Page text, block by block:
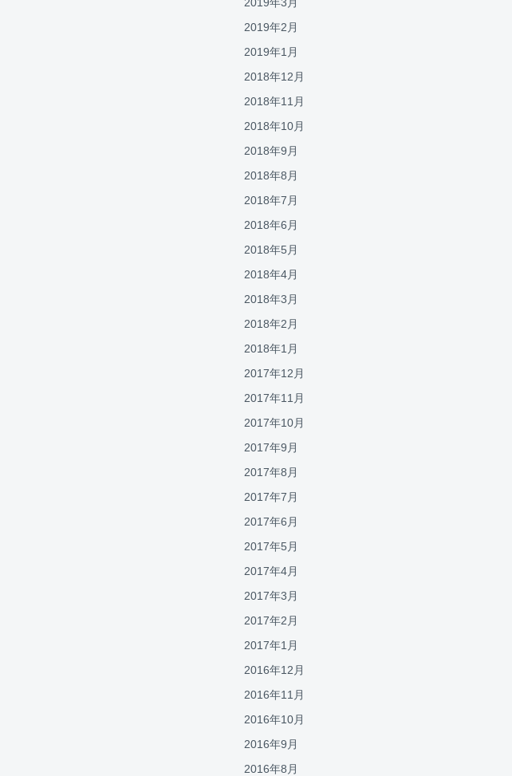
2019年2月
2019年1月
2018年12月
2018年11月
2018年10月
2018年9月
2018年8月
2018年7月
2018年6月
2018年5月
2018年4月
2018年3月
2018年2月
2018年1月
2017年12月
2017年11月
2017年10月
2017年9月
2017年8月
2017年7月
2017年6月
2017年5月
2017年4月
2017年3月
2017年2月
2017年1月
2016年12月
2016年11月
2016年10月
2016年9月
2016年8月